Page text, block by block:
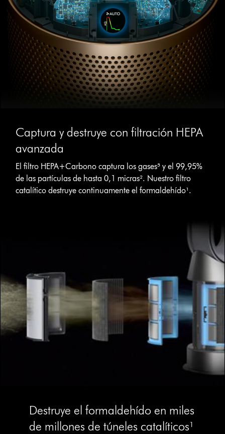
Captura y destruye con filtración HEPA
avanzada
El filtro HEPA+Carbono captura los gases⁵ y el 99,95%
de las partículas de hasta 0,1 micras². Nuestro filtro
catalítico destruye continuamente el formaldehído¹.
Destruye el formaldehído en miles
de millones de túneles catalíticos¹